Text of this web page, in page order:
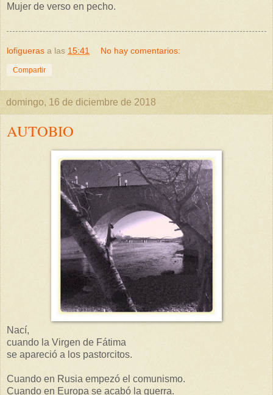
Mujer de verso en pecho.
lofigueras a las 15:41 No hay comentarios:
Compartir
domingo, 16 de diciembre de 2018
AUTOBIO
Nací,
cuando la Virgen de Fátima
se apareció a los pastorcitos.
Cuando en Rusia empezó el comunismo.
Cuando en Europa se acabó la guerra.